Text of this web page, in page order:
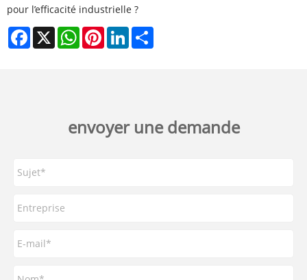
pour l’efficacité industrielle ?
Facebook
X WhatsAppPinterestLinkedIn
envoyer une demande